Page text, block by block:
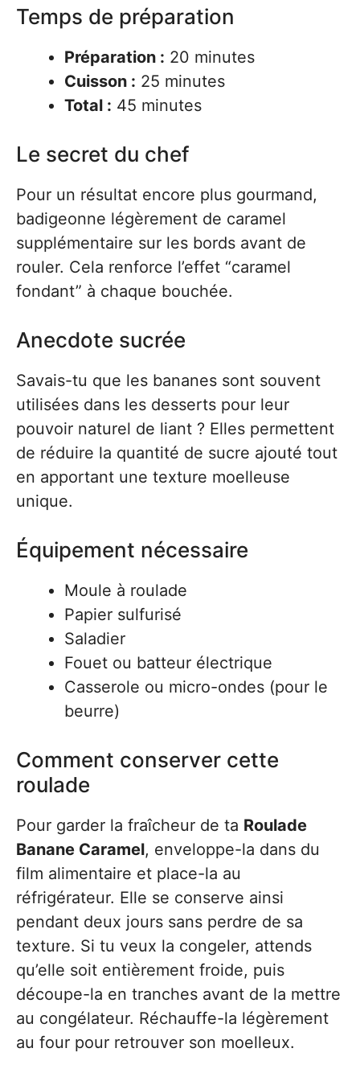
Temps de préparation
Préparation : 20 minutes
Cuisson : 25 minutes
Total : 45 minutes
Le secret du chef
Pour un résultat encore plus gourmand,
badigeonne légèrement de caramel
supplémentaire sur les bords avant de
rouler. Cela renforce l’effet “caramel
fondant” à chaque bouchée.
Anecdote sucrée
Savais-tu que les bananes sont souvent
utilisées dans les desserts pour leur
pouvoir naturel de liant ? Elles permettent
de réduire la quantité de sucre ajouté tout
en apportant une texture moelleuse
unique.
Équipement nécessaire
Moule à roulade
Papier sulfurisé
Saladier
Fouet ou batteur électrique
Casserole ou micro-ondes (pour le
beurre)
Comment conserver cette
roulade
Pour garder la fraîcheur de ta Roulade
Banane Caramel, enveloppe-la dans du
film alimentaire et place-la au
réfrigérateur. Elle se conserve ainsi
pendant deux jours sans perdre de sa
texture. Si tu veux la congeler, attends
qu’elle soit entièrement froide, puis
découpe-la en tranches avant de la mettre
au congélateur. Réchauffe-la légèrement
au four pour retrouver son moelleux.